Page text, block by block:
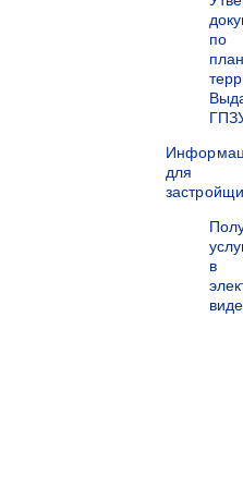
по
для
в
виде